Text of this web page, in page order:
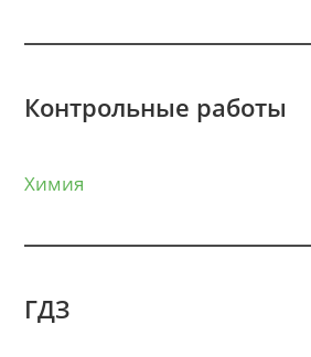
Контрольные работы
Химия
ГДЗ